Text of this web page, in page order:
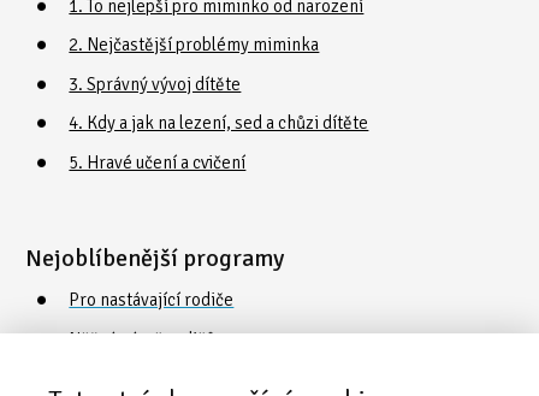
1. To nejlepší pro miminko od narození
2. Nejčastější problémy miminka
3. Správný vývoj dítěte
4. Kdy a jak na lezení, sed a chůzi dítěte
5. Hravé učení a cvičení
Nejoblíbenější programy
Pro nastávající rodiče
Něžná náruč rodičů